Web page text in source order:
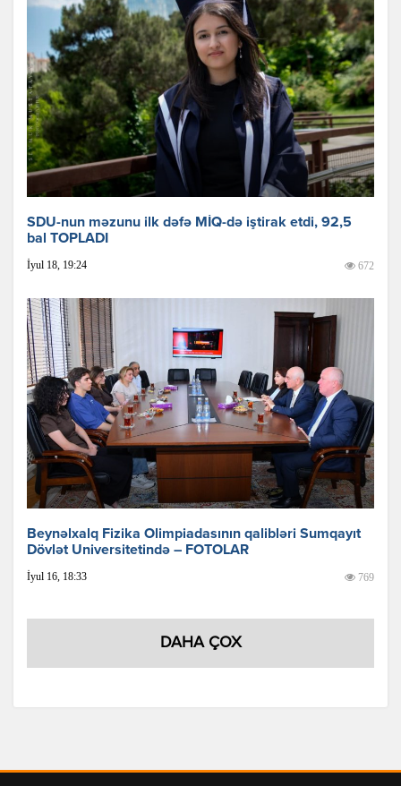
SDU-nun məzunu ilk dəfə MİQ-də iştirak etdi, 92,5
bal TOPLADI
İyul 18, 19:24 672
Beynəlxalq Fizika Olimpiadasının qalibləri Sumqayıt
Dövlət Universitetində – FOTOLAR
İyul 16, 18:33 769
DAHA ÇOX